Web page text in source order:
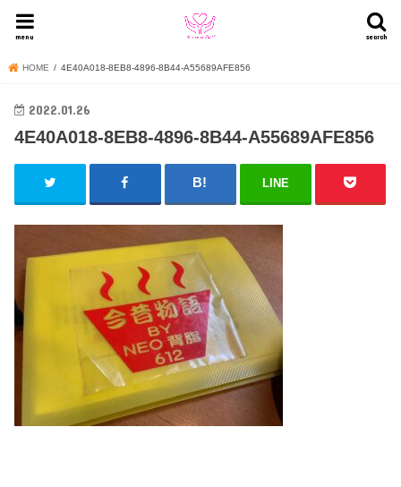
search
menu
HOME 4E40A018-8EB8-4896-8B44-A55689AFE856
2022.01.26
4E40A018-8EB8-4896-8B44-A55689AFE856
LINE